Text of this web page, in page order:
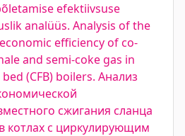
efektiivsuse
analüüs. Analysis of the
efficiency of co-
and semi-coke gas in
(CFB) boilers. Анализ
сжигания сланца
котлах с циркулирующим